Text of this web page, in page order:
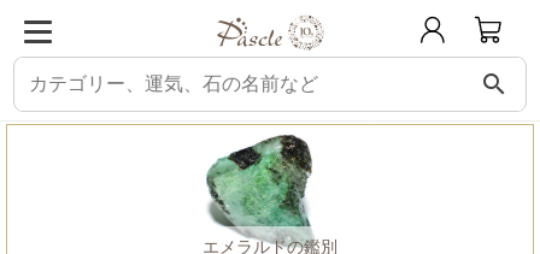
search
パスクル 鑑別書 エメラルド
エメラルドの鑑別